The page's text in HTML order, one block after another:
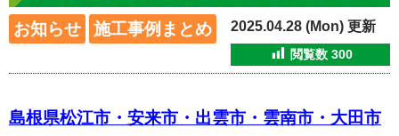
お知らせ 施工事例まとめ 2025.04.28 (Mon) 更新
閲覧数 300
島根県松江市・安来市・出雲市・雲南市・大田市